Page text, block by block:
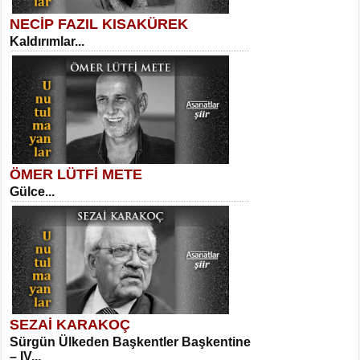
SELAHATTİN YILDIZ
İnsanın Zindanı...
MEHMET TAŞTAN
Vagon’da Bir Şairle...
SITKI CANEY
Kadir Ünal
Ayağıma Dolanan Yokuş...
Mehmet Çoban
Elmira...
NECİP FAZIL KISAKÜREK
Kaldırımlar...
ÖMER LÜTFİ METE
Gülce...
SEZAİ KARAKOÇ
Sürgün Ülkeden Başkentler Başkentine
– IV...